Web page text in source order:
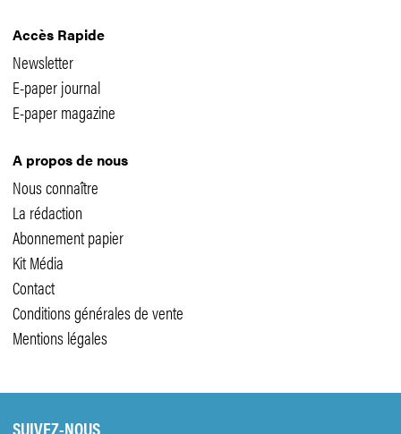
Accès Rapide
Newsletter
E-paper journal
E-paper magazine
A propos de nous
Nous connaître
La rédaction
Abonnement papier
Kit Média
Contact
Conditions générales de vente
Mentions légales
SUIVEZ-NOUS